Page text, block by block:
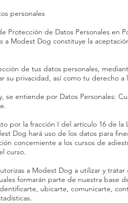
personales
Protección de Datos Personales en
a Modest Dog constituye la
de tus datos personales,
su privacidad, así como tu derecho a
se entiende por Datos Personales:
por la fracción I del artículo 16 de la
Dog hará uso de los datos para
concerniente a los cursos de
curso.
a Modest Dog a utilizar y
formarán parte de nuestra base
ubicarte, comunicarte,